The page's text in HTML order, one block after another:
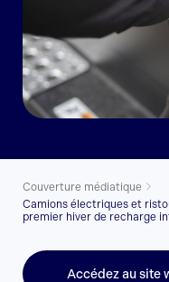
Couverture médiatique
Camions électriques et
premier hiver de recharge
Accédez au site